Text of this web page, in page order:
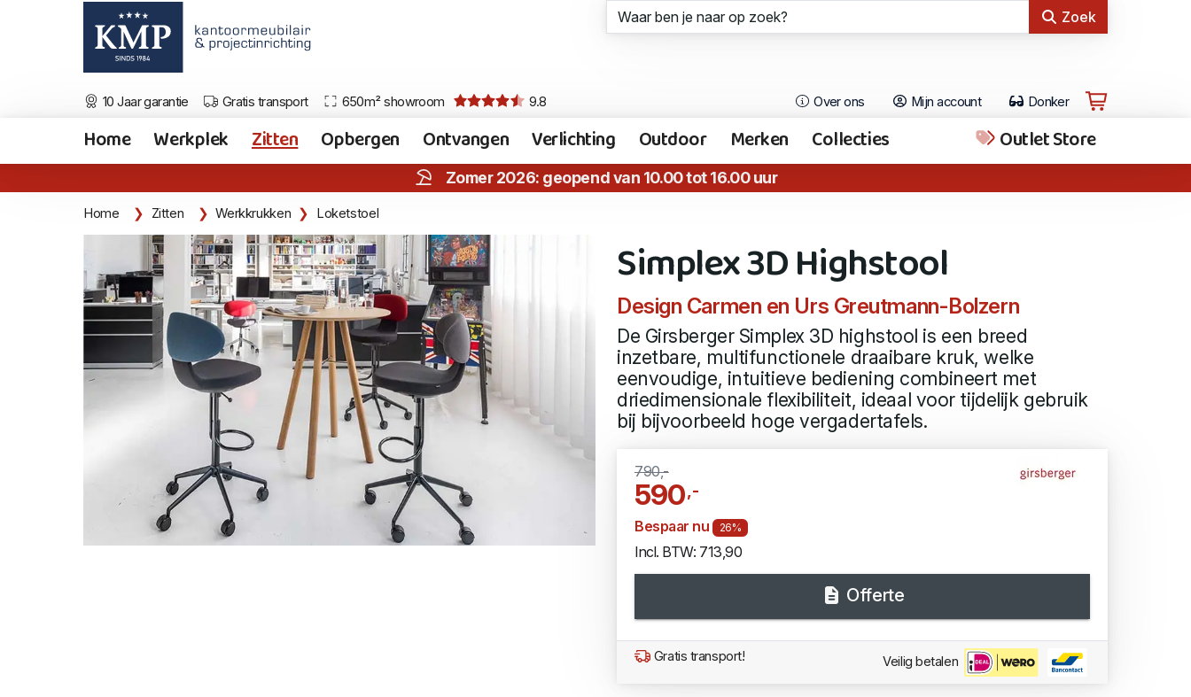
Zoek
10 Jaar garantie Gratis transport 650m² showroom 9.8 Over ons Mijn account Donker
Home Werkplek Zitten Opbergen Ontvangen Verlichting Outdoor Merken Collecties Outlet Store
Zomer 2026: geopend van 10.00 tot 16.00 uur
Home Zitten Werkkrukken Loketstoel
Simplex 3D Highstool
Design Carmen en Urs Greutmann-Bolzern
De Girsberger Simplex 3D highstool is een breed
inzetbare, multifunctionele draaibare kruk, welke
eenvoudige, intuitieve bediening combineert met
driedimensionale flexibiliteit, ideaal voor tijdelijk gebruik
bij bijvoorbeeld hoge vergadertafels.
790,-
590,-
Bespaar nu 26%
Incl. BTW: 713,90
Offerte
Gratis transport! Veilig betalen